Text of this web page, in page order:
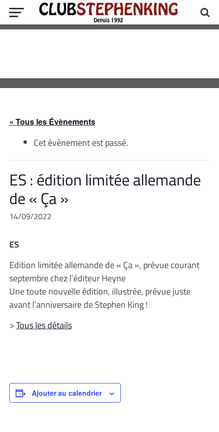
« Tous les Évènements
Cet évènement est passé.
ES : édition limitée allemande
de « Ça »
14/09/2022
ES
Edition limitée allemande de « Ça », prévue courant
septembre chez l’éditeur Heyne
Une toute nouvelle édition, illustrée, prévue juste
avant l’anniversaire de Stephen King !
>Tous les détails
Ajouter au calendrier